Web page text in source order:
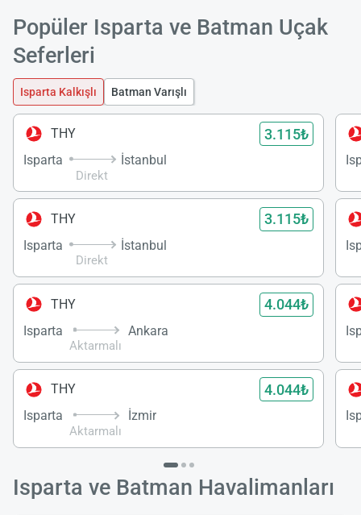
Popüler Isparta ve Batman Uçak
Seferleri
Isparta Kalkışlı Batman Varışlı
THY 3.115₺
Isparta
Direkt
İstanbul
THY 3.115₺
Isparta
Direkt
İstanbul
THY 4.044₺
Isparta
Aktarmalı
Ankara
THY 4.044₺
Isparta
Aktarmalı
İzmir
Isparta ve Batman Havalimanları